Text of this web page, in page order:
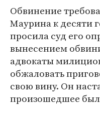
Обвинение
Маурина к десяти
просила суд его
вынесением
адвокаты
обжаловать
свою вину. Он
произошедшее